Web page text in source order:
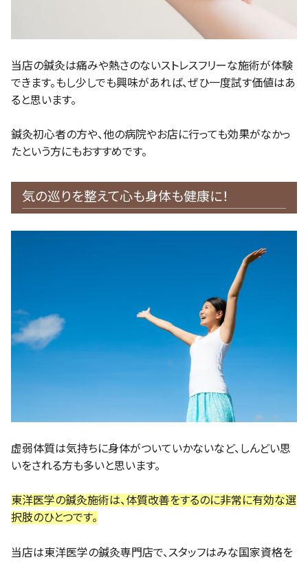
当店の鍼灸は痛みや熱さのないストレスフリーな施術が体験
できます。もし少しでも興味があれば、ぜひ一度試す価値はあ
ると思います。
鍼灸初心者の方や、他の病院やお店に行っても効果がなかっ
たという方にもおすすめです。
気の巡りを整えて心も身体も健康に！
虚弱体質は気持ちに身体がついていかないなど、しんどい思
いをされる方も多いと思います。
東洋医学の鍼灸施術は、体質改善をするのに非常に有効な選
択肢のひとつです。
当店は東洋医学の鍼灸専門店で、スタッフはみな国家資格を